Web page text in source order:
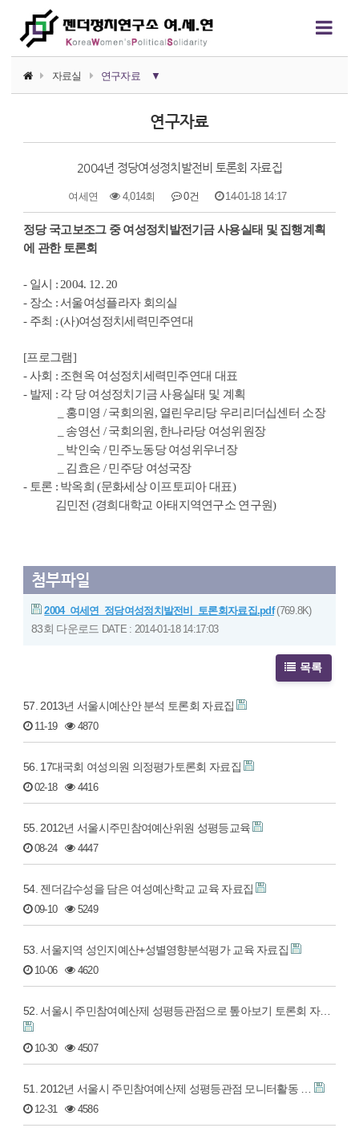
자료실 연구자료 ▼
논평/성명
언론보도
행사자료
정치에서의 여성폭력
연구자료
2004년 정당여성정치발전비 토론회 자료집
여세연 4,014회 0건 14-01-18 14:17
본문
정당 국고보조그 중 여성정치발전기금 사용실태 및 집행계획
에 관한 토론회
- 일시 : 2004. 12. 20
- 장소 : 서울여성플라자 회의실
- 주최 : (사)여성정치세력민주연대
[프로그램]
- 사회 : 조현옥 여성정치세력민주연대 대표
- 발제 : 각 당 여성정치기금 사용실태 및 계획
_ 홍미영 / 국회의원, 열린우리당 우리리더십센터 소장
_ 송영선 / 국회의원, 한나라당 여성위원장
_ 박인숙 / 민주노동당 여성위우너장
_ 김효은 / 민주당 여성국장
- 토론 : 박옥희 (문화세상 이프토피아 대표)
김민전 (경희대학교 아태지역연구소 연구원)
첨부파일
2004_여세연_정당여성정치발전비_토론회자료집.pdf(769.8K)
83회 다운로드 DATE : 2014-01-18 14:17:03
목록
57. 2013년 서울시예산안 분석 토론회 자료집
11-19 4870
56. 17대국회 여성의원 의정평가토론회 자료집
02-18 4416
55. 2012년 서울시주민참여예산위원 성평등교육
08-24 4447
54. 젠더감수성을 담은 여성예산학교 교육 자료집
09-10 5249
53. 서울지역 성인지예산+성별영향분석평가 교육 자료집
10-06 4620
52. 서울시 주민참여예산제 성평등관점으로 톺아보기 토론회 자…
10-30 4507
51. 2012년 서울시 주민참여예산제 성평등관점 모니터활동 …
12-31 4586